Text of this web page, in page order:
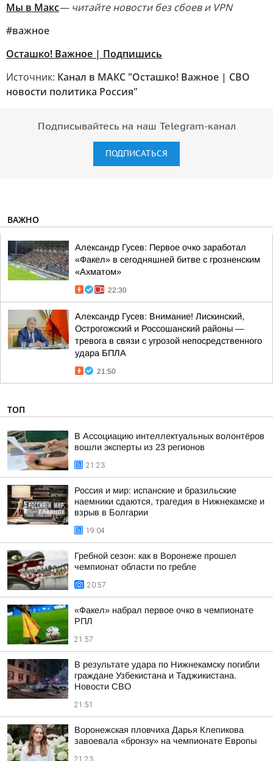
Мы в Макс— читайте новости без сбоев и VPN
#важное
Осташко! Важное | Подпишись
Источник: Канал в МАКС "Осташко! Важное | СВО
новости политика Россия"
Подписывайтесь на наш Telegram-канал
ПОДПИСАТЬСЯ
ВАЖНО
Александр Гусев: Первое очко заработал
«Факел» в сегодняшней битве с грозненским
«Ахматом»
22:30
Александр Гусев: Внимание! Лискинский,
Острогожский и Россошанский районы —
тревога в связи с угрозой непосредственного
удара БПЛА
21:50
ТОП
В Ассоциацию интеллектуальных волонтёров
вошли эксперты из 23 регионов
21:23
Россия и мир: испанские и бразильские
наемники сдаются, трагедия в Нижнекамске и
взрыв в Болгарии
19:04
Гребной сезон: как в Воронеже прошел
чемпионат области по гребле
20:57
«Факел» набрал первое очко в чемпионате
РПЛ
21:57
В результате удара по Нижнекамску погибли
граждане Узбекистана и Таджикистана.
Новости СВО
21:51
Воронежская пловчиха Дарья Клепикова
завоевала «бронзу» на чемпионате Европы
21:23